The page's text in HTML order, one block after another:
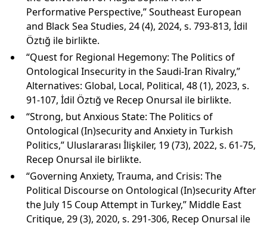
Performative Perspective,” Southeast European
and Black Sea Studies, 24 (4), 2024, s. 793-813, İdil
Öztığ ile birlikte.
“Quest for Regional Hegemony: The Politics of
Ontological Insecurity in the Saudi-Iran Rivalry,”
Alternatives: Global, Local, Political, 48 (1), 2023, s.
91-107, İdil Öztığ ve Recep Onursal ile birlikte.
“Strong, but Anxious State: The Politics of
Ontological (In)security and Anxiety in Turkish
Politics,” Uluslararası İlişkiler, 19 (73), 2022, s. 61-75,
Recep Onursal ile birlikte.
“Governing Anxiety, Trauma, and Crisis: The
Political Discourse on Ontological (In)security After
the July 15 Coup Attempt in Turkey,” Middle East
Critique, 29 (3), 2020, s. 291-306, Recep Onursal ile